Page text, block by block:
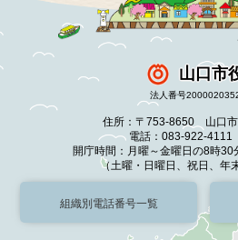
山口市
法人番号
住所：〒753-8650 山口
電話：083-922-4111
開庁時間：月曜～金曜日の8時30
（土曜・日曜日、祝日、年
組織別電話番号一覧